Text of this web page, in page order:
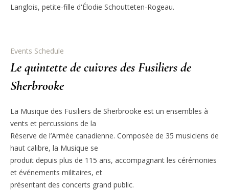
Langlois, petite-fille d'Élodie Schoutteten-Rogeau.
Events Schedule
Le quintette de cuivres des Fusiliers de
Sherbrooke
La Musique des Fusiliers de Sherbrooke est un ensembles à
vents et percussions de la
Réserve de l’Armée canadienne. Composée de 35 musiciens de
haut calibre, la Musique se
produit depuis plus de 115 ans, accompagnant les cérémonies
et événements militaires, et
présentant des concerts grand public.